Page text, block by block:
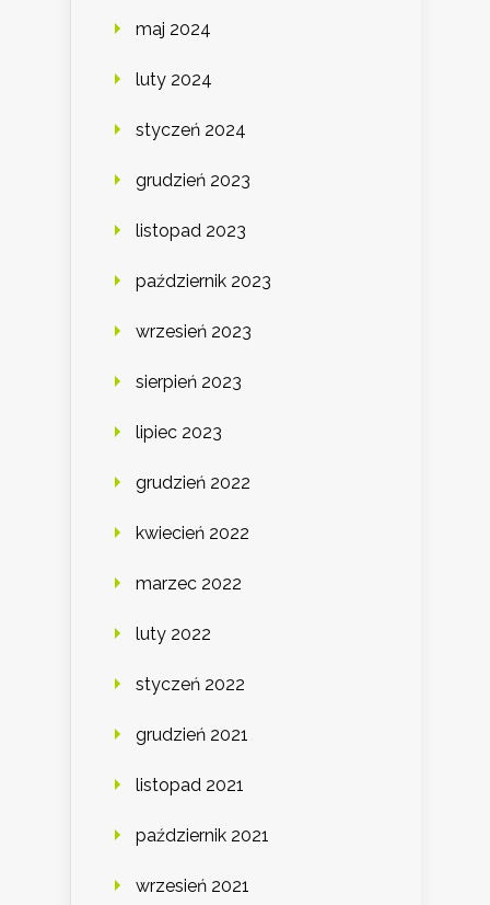
maj 2024
luty 2024
styczeń 2024
grudzień 2023
listopad 2023
październik 2023
wrzesień 2023
sierpień 2023
lipiec 2023
grudzień 2022
kwiecień 2022
marzec 2022
luty 2022
styczeń 2022
grudzień 2021
listopad 2021
październik 2021
wrzesień 2021